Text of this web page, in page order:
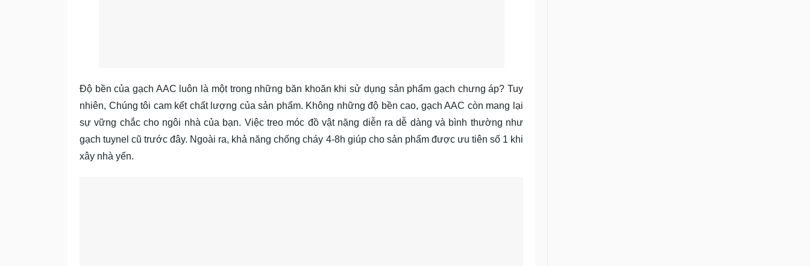
Độ bền của gạch AAC luôn là một trong những băn khoăn khi sử dụng sản phẩm gạch chưng áp? Tuy
nhiên, Chúng tôi cam kết chất lượng của sản phẩm. Không những độ bền cao, gạch AAC còn mang lại
sự vững chắc cho ngôi nhà của bạn. Việc treo móc đồ vật nặng diễn ra dễ dàng và bình thường như
gạch tuynel cũ trước đây. Ngoài ra, khả năng chống cháy 4-8h giúp cho sản phẩm được ưu tiên số 1 khi
xây nhà yến.